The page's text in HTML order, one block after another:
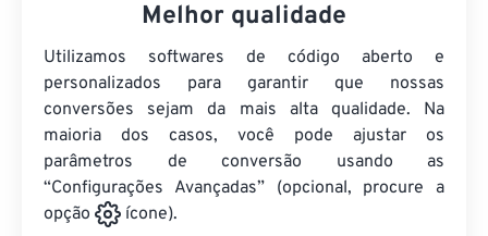
Melhor qualidade
Utilizamos softwares de código aberto e
personalizados para garantir que nossas
conversões sejam da mais alta qualidade. Na
maioria dos casos, você pode ajustar os
parâmetros de conversão usando as
“Configurações Avançadas” (opcional, procure a
opção
ícone).